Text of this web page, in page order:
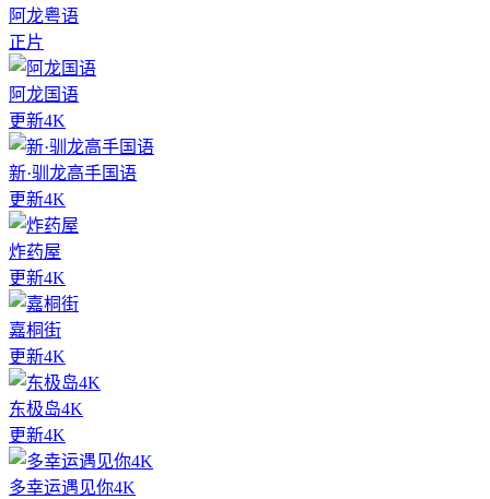
阿龙粤语
正片
阿龙国语
更新4K
新·驯龙高手国语
更新4K
炸药屋
更新4K
嘉桐街
更新4K
东极岛4K
更新4K
多幸运遇见你4K